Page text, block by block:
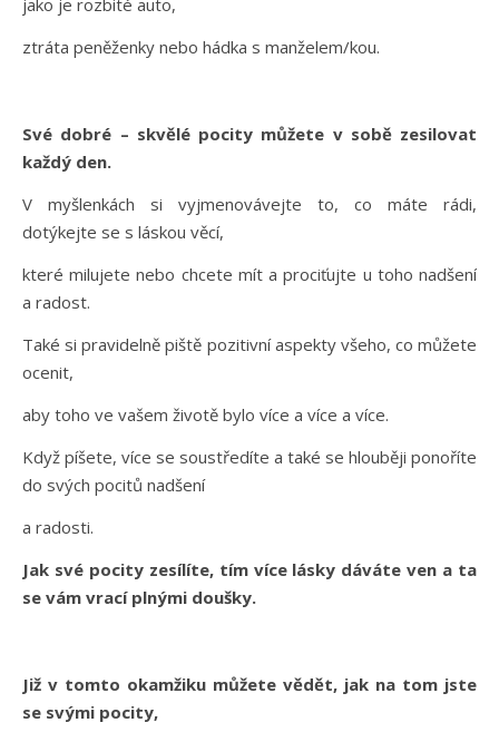
jako je rozbité auto,
ztráta peněženky nebo hádka s manželem/kou.
Své dobré – skvělé pocity můžete v sobě zesilovat
každý den.
V myšlenkách si vyjmenovávejte to, co máte rádi,
dotýkejte se s láskou věcí,
které milujete nebo chcete mít a prociťujte u toho nadšení
a radost.
Také si pravidelně piště pozitivní aspekty všeho, co můžete
ocenit,
aby toho ve vašem životě bylo více a více a více.
Když píšete, více se soustředíte a také se hlouběji ponoříte
do svých pocitů nadšení
a radosti.
Jak své pocity zesílíte, tím více lásky dáváte ven a ta
se vám vrací plnými doušky.
Již v tomto okamžiku můžete vědět, jak na tom jste
se svými pocity,